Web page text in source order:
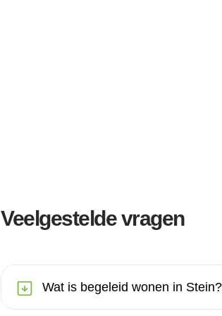
Veelgestelde vragen
Wat is begeleid wonen in Stein?